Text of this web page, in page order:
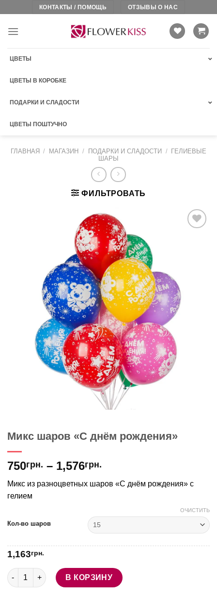
content
КОНТАКТЫ / ПОМОЩЬ ОТЗЫВЫ О НАС
ЦВЕТЫ
ЦВЕТЫ В КОРОБКЕ
ПОДАРКИ И СЛАДОСТИ
ЦВЕТЫ ПОШТУЧНО
ГЛАВНАЯ / МАГАЗИН / ПОДАРКИ И СЛАДОСТИ /
ГЕЛИЕВЫЕ
ШАРЫ
ФИЛЬТРОВАТЬ
Микс шаров «С днём рождения»
750грн. – 1,576грн.
Микс из разноцветных шаров «С днём рождения» с
гелием
Кол-во шаров
ОЧИСТИТЬ
1,163грн.
Количество товара Микс шаров "С днём рождения"
В КОРЗИНУ